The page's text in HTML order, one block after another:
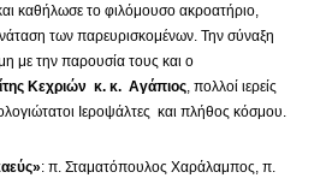
καθήλωσε το φιλόμουσο ακροατήριο,
των παρευρισκομένων. Την σύναξη
με την παρουσία τους και ο
Κεχριών κ. κ. Αγάπιος , πολλοί ιερείς
Ιεροψάλτες και πλήθος κόσμου.
: π. Σταματόπουλος Χαράλαμπος, π.